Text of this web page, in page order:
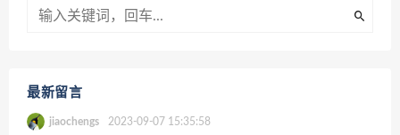
最新留言
jiaochengs 2023-09-07 15:35:58